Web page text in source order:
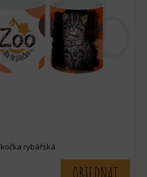
rybářská